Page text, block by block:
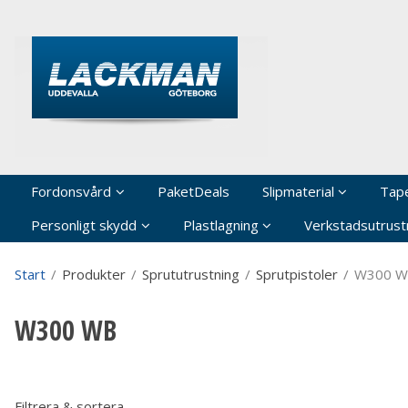
Fordonsvård PaketDeals Slipmaterial
Personligt skydd
Plastlagning
Start / Produkter / Sprututrustning / Sprutpistoler / W300
W300 WB